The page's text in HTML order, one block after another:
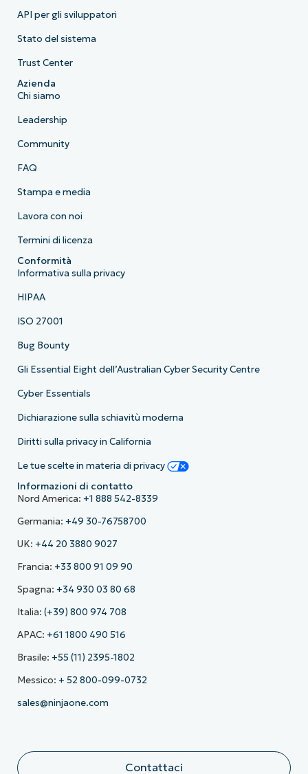
API per gli sviluppatori
Stato del sistema
Trust Center
Azienda
Chi siamo
Leadership
Community
FAQ
Stampa e media
Lavora con noi
Termini di licenza
Conformità
Informativa sulla privacy
HIPAA
ISO 27001
Bug Bounty
Gli Essential Eight dell’Australian Cyber Security Centre
Cyber Essentials
Dichiarazione sulla schiavitù moderna
Diritti sulla privacy in California
Le tue scelte in materia di privacy
Informazioni di contatto
Nord America: +1 888 542-8339
Germania: +49 30-76758700
UK: +44 20 3880 9027
Francia: +33 800 91 09 90
Spagna: +34 930 03 80 68
Italia: (+39) 800 974 708
APAC: +61 1800 490 516
Brasile: +55 (11) 2395-1802
Messico: + 52 800-099-0732
sales@ninjaone.com
Contattaci